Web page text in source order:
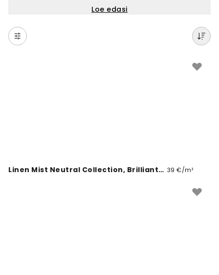
suurepäraselt jäähokiareenide ruumidesse, lisades
mis sobivad spordikeskustesse ja
areenikeskkondadesse. Tapetid on lihtne paigaldada ja
need muudavad seinte välimust kiiresti. Vali disain, mis
Loe edasi
Linen Mist Neutral Collection, Brilliant White 39 €/m²